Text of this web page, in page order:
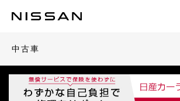
中古車
閉じる
閉じる